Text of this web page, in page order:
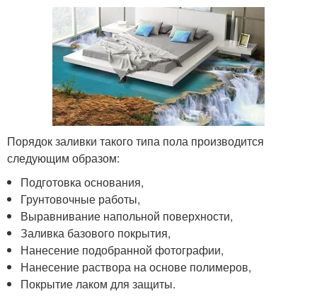
Порядок заливки такого типа пола производится
следующим образом:
Подготовка основания,
Грунтовочные работы,
Выравнивание напольной поверхности,
Заливка базового покрытия,
Нанесение подобранной фотографии,
Нанесение раствора на основе полимеров,
Покрытие лаком для защиты.